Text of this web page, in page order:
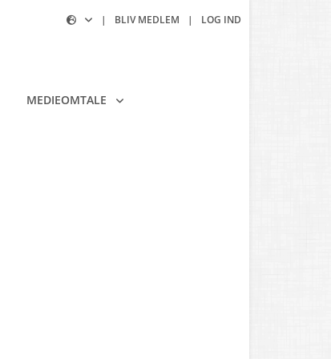
| BLIV MEDLEM | LOG IND
MEDIEOMTALE